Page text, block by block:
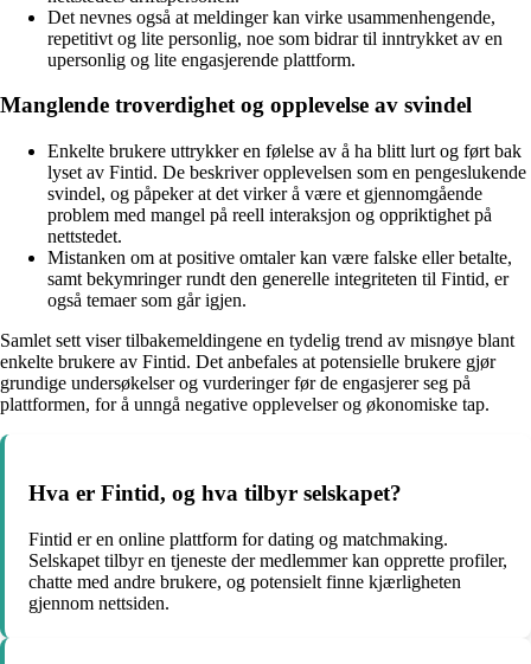
Det nevnes også at meldinger kan virke usammenhengende,
repetitivt og lite personlig, noe som bidrar til inntrykket av en
upersonlig og lite engasjerende plattform.
Manglende troverdighet og opplevelse av svindel
Enkelte brukere uttrykker en følelse av å ha blitt lurt og ført bak
lyset av Fintid. De beskriver opplevelsen som en pengeslukende
svindel, og påpeker at det virker å være et gjennomgående
problem med mangel på reell interaksjon og oppriktighet på
nettstedet.
Mistanken om at positive omtaler kan være falske eller betalte,
samt bekymringer rundt den generelle integriteten til Fintid, er
også temaer som går igjen.
Samlet sett viser tilbakemeldingene en tydelig trend av misnøye blant
enkelte brukere av Fintid. Det anbefales at potensielle brukere gjør
grundige undersøkelser og vurderinger før de engasjerer seg på
plattformen, for å unngå negative opplevelser og økonomiske tap.
Hva er Fintid, og hva tilbyr selskapet?
Fintid er en online plattform for dating og matchmaking.
Selskapet tilbyr en tjeneste der medlemmer kan opprette profiler,
chatte med andre brukere, og potensielt finne kjærligheten
gjennom nettsiden.